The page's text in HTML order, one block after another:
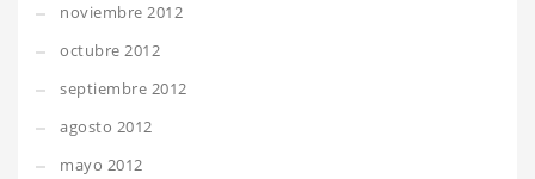
noviembre 2012
octubre 2012
septiembre 2012
agosto 2012
mayo 2012